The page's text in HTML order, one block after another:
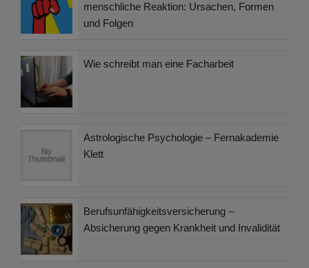
menschliche Reaktion: Ursachen, Formen
und Folgen
Wie schreibt man eine Facharbeit
Astrologische Psychologie – Fernakademie
Klett
Berufsunfähigkeitsversicherung –
Absicherung gegen Krankheit und Invalidität